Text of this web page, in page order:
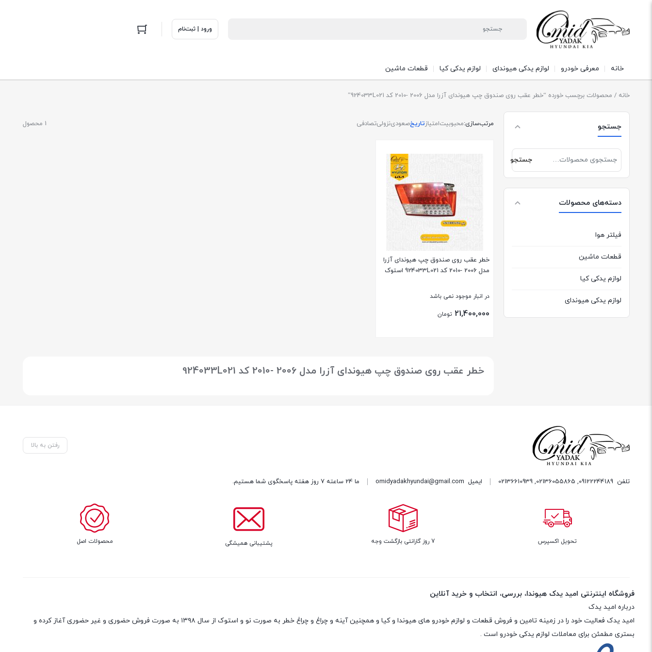
ورود | ثبت‌نام
خانه معرفی خودرو لوازم یدکی هیوندای لوازم یدکی کیا قطعات ماشین
خانه / محصولات برچسب خورده “خطر عقب روی صندوق چپ هیوندای آزرا مدل 2006 -2010 کد 924033L021”
جستجو
برای:
جستجو
دسته‌های محصولات
فیلتر هوا
قطعات ماشین
لوازم یدکی کیا
لوازم یدکی هیوندای
1 محصول مرتب‌سازی:محبوبیتامتیازتاریخصعودینزولیتصادفی
خطر عقب روی صندوق چپ هیوندای آزرا
مدل 2006 -2010 کد 924033L021 استوک
در انبار موجود نمی باشد
21,400,000 تومان
خطر عقب روی صندوق چپ هیوندای آزرا مدل 2006 -2010 کد 924033L021
رفتن به بالا
تلفن09122244189
,
02136055865
,
02136610939 ایمیل omidyadakhyundai@gmail.com ما 24 ساعته 7 روز هفته پاسخگوی شما هستیم.
تحویل اکسپرس 7 روز گارانتی بازگشت وجه پشتیبانی همیشگی محصولات اصل
فروشگاه اینترنتی امید یدک هیوندا، بررسی، انتخاب و خرید آنلاین
درباره امید یدک
امید یدک فعالیت خود را در زمینه تامین و فروش قطعات و لوازم خودرو های هیوندا و کیا و همچنین آینه و چراغ و چراغ خطر به صورت نو و استوک از سال ۱۳۹۸ به صورت فروش حضوری و غیر حضوری آغاز کرده و
بستری مطمئن برای معاملات لوازم یدکی خودرو است .